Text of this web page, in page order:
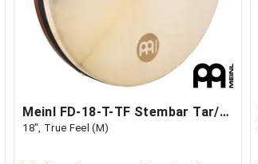
Meinl FD-18-T-TF Stembar Tar/Håndtromme
18", True Feel (M)